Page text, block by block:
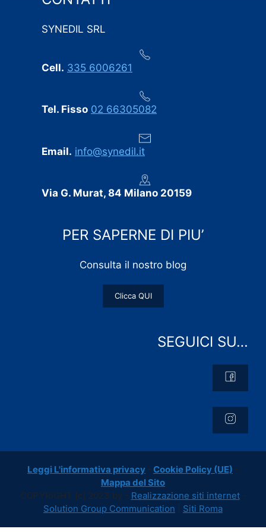
in questo settore. Ogni eventuale imprevisto è stato
dell’ultimo minuto.
Professionalità, puntualità e cura dei dettagli:
consigliamo vivamente SYNEDIL a chiunque stia
SYNEDIL SRL
Cell. 335 6006261
Tel. Fisso 02 66305082
Email. info@synedil.it
Via G. Murat, 84 Milano 20159
PER SAPERNE DI PIU’
Consulta il nostro blog
Clicca QUI
SEGUICI SU…
Leggi L'informativa privacy - Cookie Policy (UE) -
Mappa del Sito
COPYRIGHT [c] 2023 by - Realizzazione siti internet-
Solution Group Communication
Siti Roma